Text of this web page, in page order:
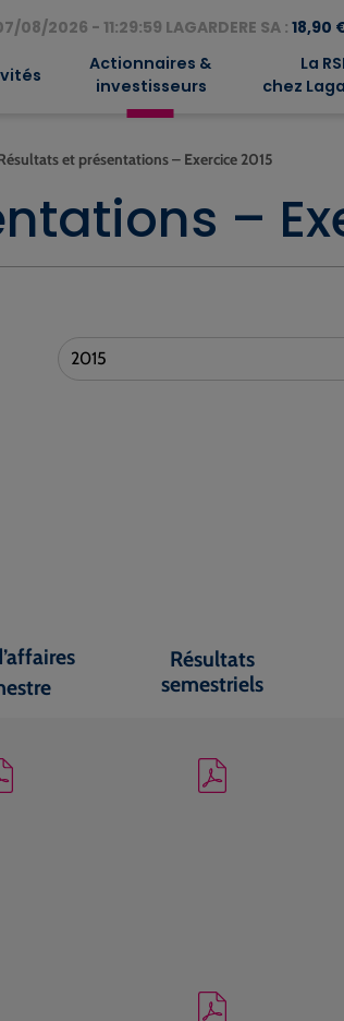
08/2026 - 11:29:59 LAGARDERE SA :18,90
Actionnaires &
investisseurs
La
chez
et présentations – Exercice 2015
–
Résultats
semestriels